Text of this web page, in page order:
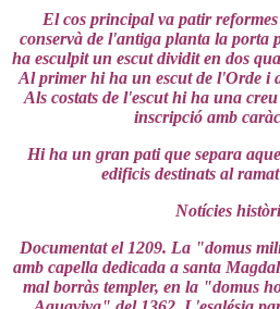
El cos principal va patir
conservà de l'antiga planta la porta
ha esculpit un escut dividit en dos
Al primer hi ha un escut de l'Orde i
Als costats de l'escut hi ha una
inscripció amb
Hi ha un gran pati que separa
edificis destinats al
Notícies
Documentat el 1209. La "domus
amb capella dedicada a santa
mal borràs templer, en la "domus